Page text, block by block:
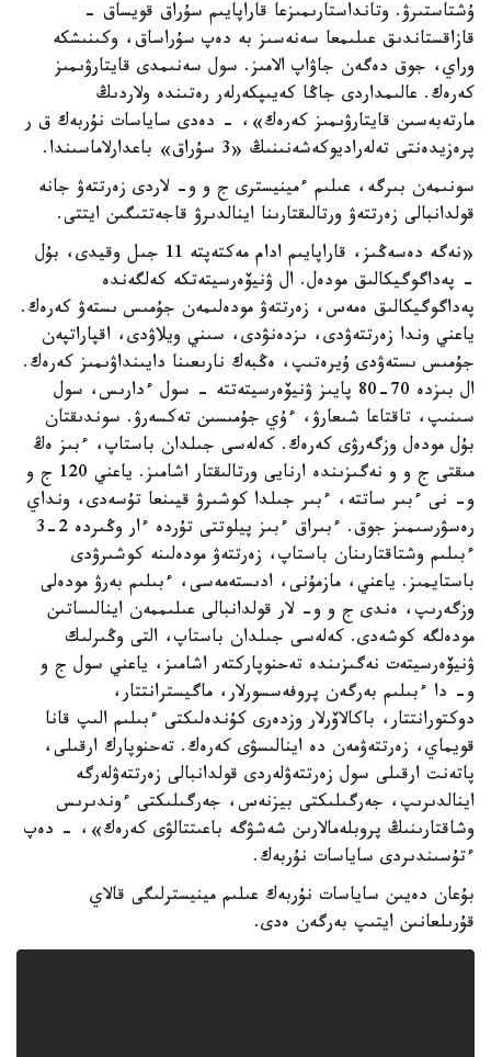
ۇشتاستىرۋ. وتانداستارىمىزعا قاراپايىم سۇراق قويساق -
قازاقستاندىق عىلىمعا سەنەسىز بە دەپ سۇراساق، وكىنىشكە
وراي، جوق دەگەن جاۋاپ الامىز. سول سەنىمدى قايتارۋىمىز
كەرەك. عالىمداردى جاڭا كەيىپكەرلەر رەتىندە ولاردىڭ
مارتەبەسىن قايتارۋىمىز كەرەك»، - دەدى ساياسات نۇربەك ق ر
پرەزيدەنتى تەلەراديوكەشەنىنىڭ «3 سۇراق» باعدارلاماسىندا.
سونىمەن بىرگە، عىلىم ءمينيسترى ج و و- لاردى زەرتتەۋ جانە
قولدانبالى زەرتتەۋ ورتالىقتارىنا اينالدىرۋ قاجەتتىگىن ايتتى.
«نەگە دەسەڭىز، قاراپايىم ادام مەكتەپتە 11 جىل وقيدى، بۇل
- پەداگوگيكالىق مودەل. ال ۋنيۆەرسيتەتكە كەلگەندە
پەداگوگيكالىق ەمەس، زەرتتەۋ مودەلىمەن جۇمىس ىستەۋ كەرەك.
ياعني وندا زەرتتەۋدى، ىزدەنۋدى، سىني ويلاۋدى، اقپاراتپەن
جۇمىس ىستەۋدى ۇيرەتىپ، ەڭبەك نارىعىنا دايىنداۋىمىز كەرەك.
ال بىزدە 70-80 پايىز ۋنيۆەرسيتەتتە - سول ءدارىس، سول
سىنىپ، تاقتاعا شىعارۋ، ءۇي جۇمىسىن تەكسەرۋ. سوندىقتان
بۇل مودەل وزگەرۋى كەرەك. كەلەسى جىلدان باستاپ، ءبىز ەڭ
مىقتى ج و و نەگىزىندە ارنايى ورتالىقتار اشامىز. ياعني 120 ج و
و- نى ءبىر ساتتە، ءبىر جىلدا كوشىرۋ قيىنعا تۇسەدى، ونداي
رەسۋرسىمىز جوق. ءبىراق ءبىز پيلوتتى تۇردە ءار وڭىردە 2-3
ءبىلىم وشتاقتارىنان باستاپ، زەرتتەۋ مودەلىنە كوشىرۋدى
باستايمىز. ياعني، مازمۇنى، ادىستەمەسى، ءبىلىم بەرۋ مودەلى
وزگەرىپ، ەندى ج و و- لار قولدانبالى عىلىممەن اينالىساتىن
مودەلگە كوشەدى. كەلەسى جىلدان باستاپ، التى وڭىرلىك
ۋنيۆەرسيتەت نەگىزىندە تەحنوپاركتەر اشامىز، ياعني سول ج و
و- دا ءبىلىم بەرگەن پروفەسسورلار، ماگيسترانتتار،
دوكتورانتتار، باكالاۆرلار وزدەرى كۇندەلىكتى ءبىلىم الىپ قانا
قويماي، زەرتتەۋمەن دە اينالىسۋى كەرەك. تەحنوپارك ارقىلى،
پاتەنت ارقىلى سول زەرتتەۋلەردى قولدانبالى زەرتتەۋلەرگە
اينالدىرىپ، جەرگىلىكتى بيزنەس، جەرگىلىكتى ءوندىرىس
وشاقتارىنىڭ پروبلەمالارىن شەشۋگە باعىتتالۋى كەرەك»، - دەپ
ءتۇسىندىردى ساياسات نۇربەك.
بۇعان دەيىن ساياسات نۇربەك عىلىم مينيسترلىگى قالاي
قۇرىلعانىن ايتىپ بەرگەن ەدى.